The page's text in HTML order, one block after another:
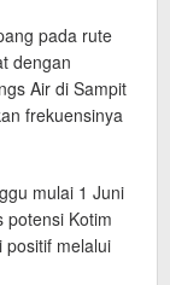
pada rute
dengan
Air di Sampit
frekuensinya
mulai 1 Juni
potensi Kotim
positif melalui